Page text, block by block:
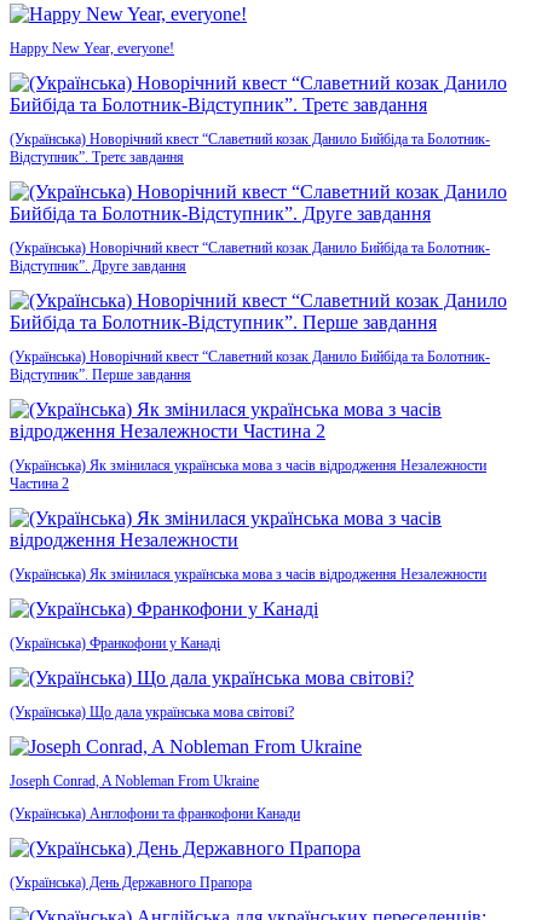
Happy New Year, everyone!
(Українська) Новорічний квест “Славетний козак Данило Бийбіда та Болотник-
Відступник”. Третє завдання
(Українська) Новорічний квест “Славетний козак Данило Бийбіда та Болотник-
Відступник”. Друге завдання
(Українська) Новорічний квест “Славетний козак Данило Бийбіда та Болотник-
Відступник”. Перше завдання
(Українська) Як змінилася українська мова з часів відродження Незалежности
Частина 2
(Українська) Як змінилася українська мова з часів відродження Незалежности
(Українська) Франкофони у Канаді
(Українська) Що дала українська мова світові?
Joseph Conrad, A Nobleman From Ukraine
(Українська) Англофони та франкофони Канади
(Українська) День Державного Прапора